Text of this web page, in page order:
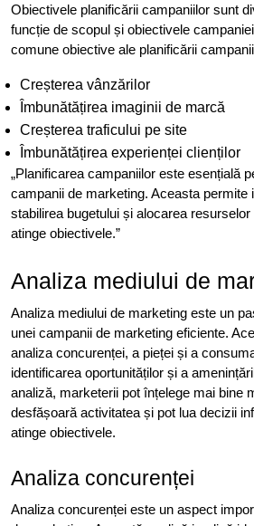
Obiectivele planificării campaniilor sunt
funcție de scopul și obiectivele
comune obiective ale planificării
Creșterea vânzărilor
Îmbunătățirea imaginii de marcă
Creșterea traficului pe site
Îmbunătățirea experienței clienților
„Planificarea campaniilor este esențială
campanii de marketing. Aceasta permite
stabilirea bugetului și alocarea
atinge obiectivele.”
Analiza mediului de
Analiza mediului de marketing este un
unei campanii de marketing eficiente.
analiza concurenței, a pieței și a
identificarea oportunităților și a
analiză, marketerii pot înțelege mai bine
desfășoară activitatea și pot lua decizii
atinge obiectivele.
Analiza concurenței
Analiza concurenței este un aspect